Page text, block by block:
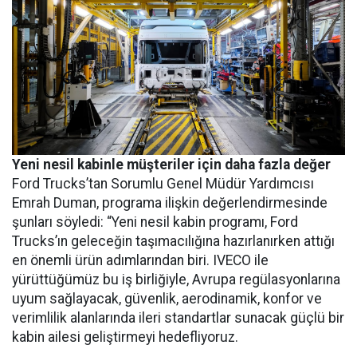
Yeni nesil kabinle müşteriler için daha fazla değer
Ford Trucks’tan Sorumlu Genel Müdür Yardımcısı
Emrah Duman, programa ilişkin değerlendirmesinde
şunları söyledi: “Yeni nesil kabin programı, Ford
Trucks’ın geleceğin taşımacılığına hazırlanırken attığı
en önemli ürün adımlarından biri. IVECO ile
yürüttüğümüz bu iş birliğiyle, Avrupa regülasyonlarına
uyum sağlayacak, güvenlik, aerodinamik, konfor ve
verimlilik alanlarında ileri standartlar sunacak güçlü bir
kabin ailesi geliştirmeyi hedefliyoruz.